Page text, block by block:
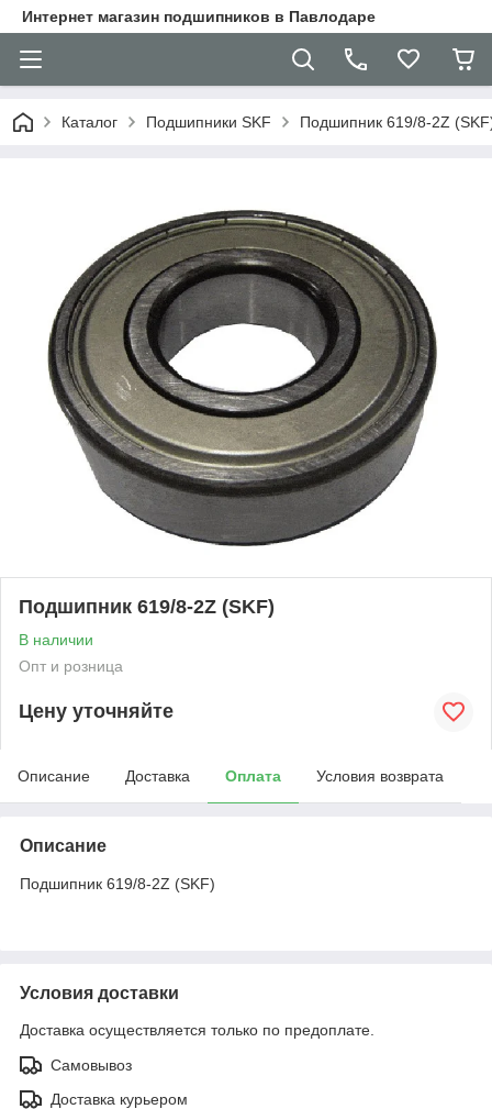
Интернет магазин подшипников в Павлодаре
Каталог Подшипники SKF Подшипник 619/8-2Z
Подшипник 619/8-2Z (SKF)
В наличии
Опт и розница
Цену уточняйте
Описание Доставка Оплата Условия возврата
Описание
Подшипник 619/8-2Z (SKF)
Условия доставки
Доставка осуществляется только по предоплате.
Самовывоз
Доставка курьером